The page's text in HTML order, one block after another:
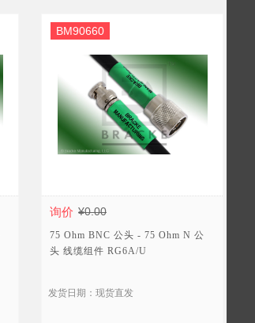
询价 ¥0.00
BM90660
75 Ohm BNC 公头 - 75 Ohm N 公
头 线缆组件 RG6A/U
发货日期：现货直发